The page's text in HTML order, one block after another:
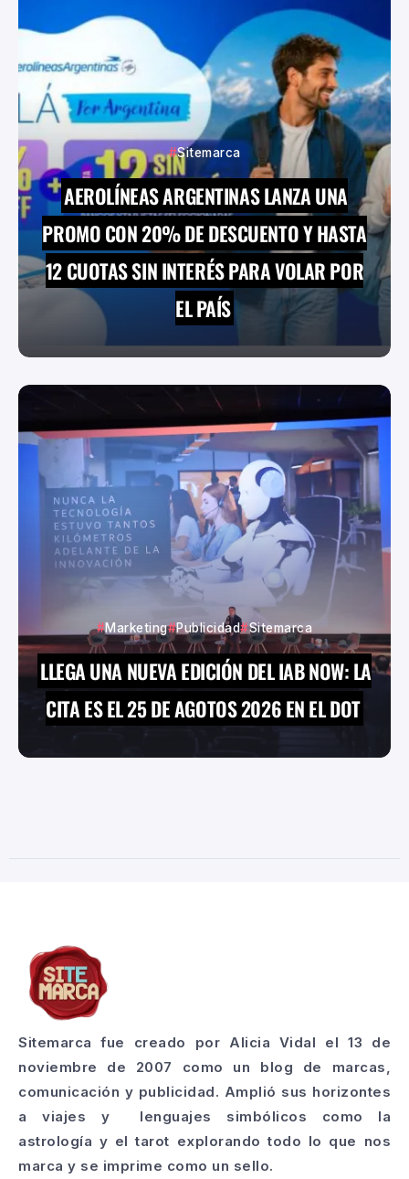
Sitemarca
AEROLÍNEAS ARGENTINAS LANZA UNA
PROMO CON 20% DE DESCUENTO Y HASTA
12 CUOTAS SIN INTERÉS PARA VOLAR POR
EL PAÍS
Marketing Publicidad Sitemarca
LLEGA UNA NUEVA EDICIÓN DEL IAB NOW: LA
CITA ES EL 25 DE AGOTOS 2026 EN EL DOT
Sitemarca fue creado por Alicia Vidal el 13 de
noviembre de 2007 como un blog de marcas,
comunicación y publicidad. Amplió sus horizontes
a viajes y lenguajes simbólicos como la
astrología y el tarot explorando todo lo que nos
marca y se imprime como un sello.